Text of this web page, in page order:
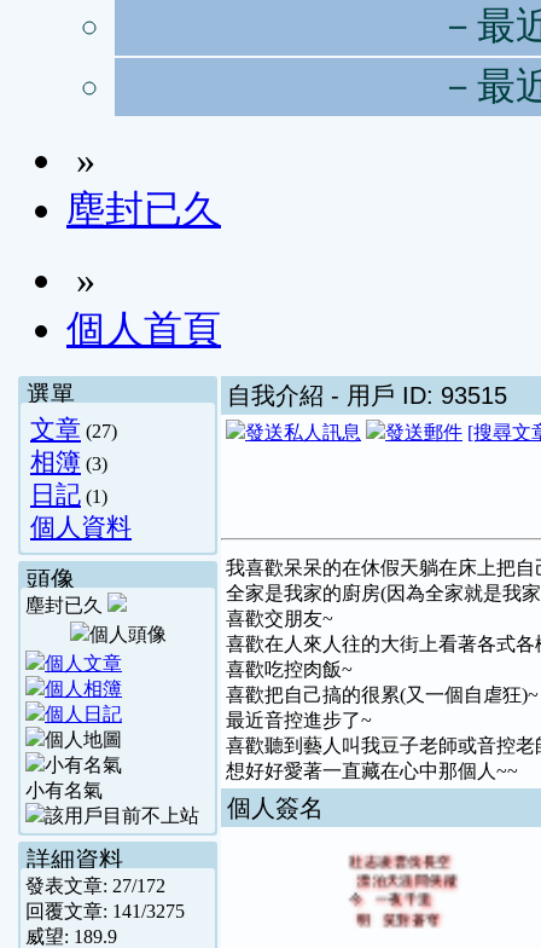
－最
－最
»
塵封已久
»
個人首頁
選單
文章 (27)
相簿 (3)
日記 (1)
個人資料
頭像
塵封已久
小有名氣
詳細資料
發表文章: 27/172
回覆文章: 141/3275
威望: 189.9
自我介紹 - 用戶 ID: 93515
[搜尋文
我喜歡呆呆的在休假天躺在床上把自
全家是我家的廚房(因為全家就是我
喜歡交朋友~
喜歡在人來人往的大街上看著各式各
喜歡吃控肉飯~
喜歡把自己搞的很累(又一個自虐狂)~
最近音控進步了~
喜歡聽到藝人叫我豆子老師或音控老
想好好愛著一直藏在心中那個人~~
個人簽名
壯志凌雲伐長空
漂泊天涯問俠蹤
今 一夜千里
明 笑對蒼穹